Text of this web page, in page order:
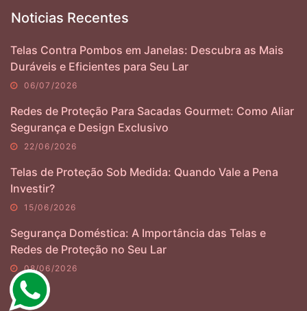
Noticias Recentes
Telas Contra Pombos em Janelas: Descubra as Mais
Duráveis e Eficientes para Seu Lar
06/07/2026
Redes de Proteção Para Sacadas Gourmet: Como Aliar
Segurança e Design Exclusivo
22/06/2026
Telas de Proteção Sob Medida: Quando Vale a Pena
Investir?
15/06/2026
Segurança Doméstica: A Importância das Telas e
Redes de Proteção no Seu Lar
08/06/2026